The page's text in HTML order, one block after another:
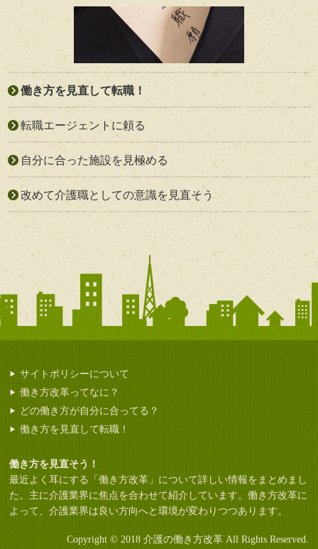
働き方を見直して転職！
転職エージェントに頼る
自分に合った施設を見極める
改めて介護職としての意識を見直そう
サイトポリシーについて
働き方改革ってなに？
どの働き方が自分に合ってる？
働き方を見直して転職！
働き方を見直そう！
最近よく耳にする「働き方改革」について詳しい情報をまとめまし
た。主に介護業界に焦点を合わせて紹介しています。働き方改革に
よって、介護業界は良い方向へと環境が変わりつつあります。
Copyright © 2018 介護の働き方改革 All Rights Reserved.